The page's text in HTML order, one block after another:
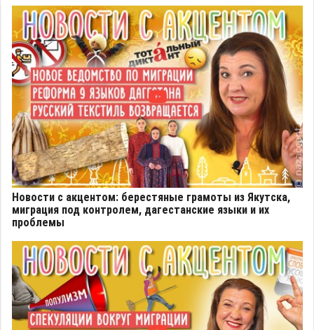
Новости с акцентом: берестяные грамоты из Якутска,
миграция под контролем, дагестанские языки и их
проблемы